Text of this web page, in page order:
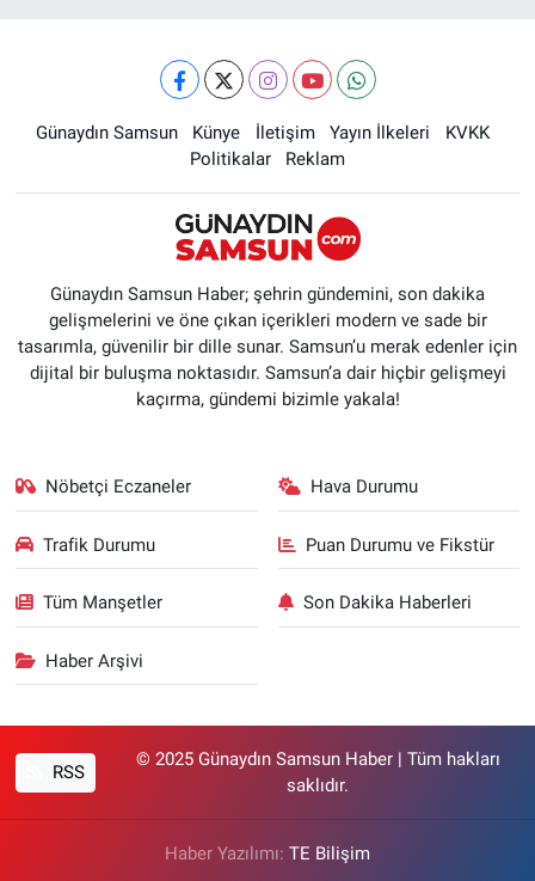
Günaydın Samsun Künye İletişim Yayın İlkeleri
KVKK
Politikalar
Reklam
Günaydın Samsun Haber; şehrin gündemini, son dakika
gelişmelerini ve öne çıkan içerikleri modern ve sade bir
tasarımla, güvenilir bir dille sunar. Samsun’u merak edenler için
dijital bir buluşma noktasıdır. Samsun’a dair hiçbir gelişmeyi
kaçırma, gündemi bizimle yakala!
Nöbetçi Eczaneler Hava Durumu
Trafik Durumu Puan Durumu ve Fikstür
Tüm Manşetler Son Dakika Haberleri
Haber Arşivi
RSS
© 2025 Günaydın Samsun Haber | Tüm hakları
saklıdır.
Haber Yazılımı: TE Bilişim